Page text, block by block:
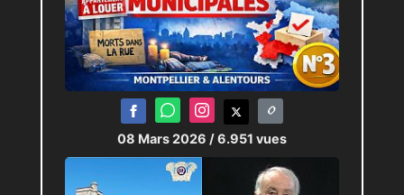
08 Mars 2026 / 6.951 vues